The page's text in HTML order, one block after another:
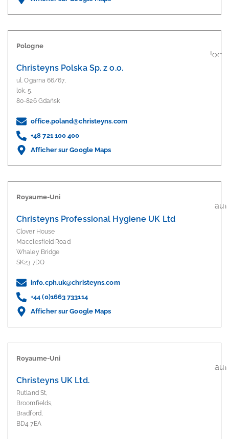
Pologne
Christeyns Polska Sp. z o.o.
ul. Ogarna 66/67,
lok. 5,
80-826 Gdańsk
office.poland@christeyns.com
+48 721 100 400
Afficher sur Google Maps
Royaume-Uni
Christeyns Professional Hygiene UK Ltd
Clover House
Macclesfield Road
Whaley Bridge
SK23 7DQ
info.cph.uk@christeyns.com
+44 (0)1663 733114
Afficher sur Google Maps
Royaume-Uni
Christeyns UK Ltd.
Rutland St,
Broomfields,
Bradford,
BD4 7EA